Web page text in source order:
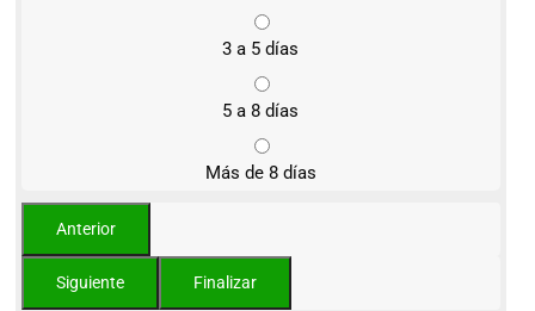
3 a 5 días
5 a 8 días
Más de 8 días